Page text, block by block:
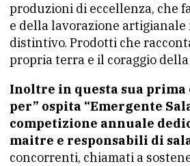
produzioni di eccellenza, che
e della lavorazione artigianale
distintivo. Prodotti che
propria terra e il coraggio
Inoltre in questa sua prima
per” ospita “Emergente
competizione annuale
maitre e responsabili di
concorrenti, chiamati a